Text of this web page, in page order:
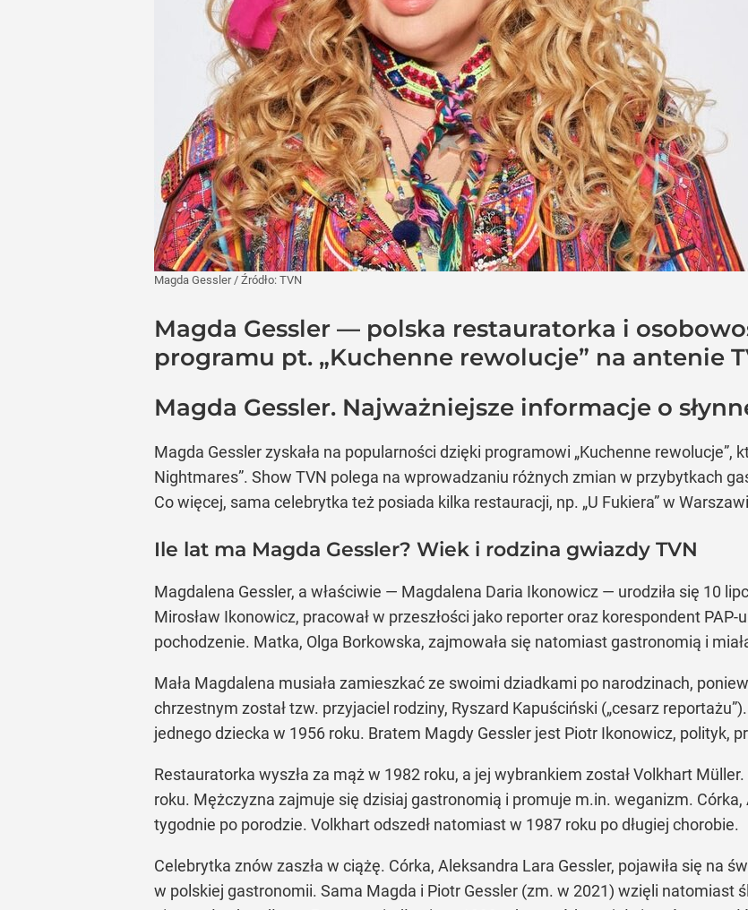
Magda Gessler/ Źródło: TVN
Magda Gessler — polska restauratorka i
programu pt. „Kuchenne rewolucje” na antenie
Magda Gessler. Najważniejsze informacje o
Magda Gessler zyskała na popularności dzięki programowi „Kuchenne
Nightmares”. Show TVN polega na wprowadzaniu różnych zmian w przybytkach
Co więcej, sama celebrytka też posiada kilka restauracji, np. „U Fukiera” w
Ile lat ma Magda Gessler? Wiek i rodzina gwiazdy TVN
Magdalena Gessler, a właściwie — Magdalena Daria Ikonowicz — urodziła się 10
Mirosław Ikonowicz, pracował w przeszłości jako reporter oraz korespondent
pochodzenie. Matka, Olga Borkowska, zajmowała się natomiast gastronomią i
Mała Magdalena musiała zamieszkać ze swoimi dziadkami po narodzinach,
chrzestnym został tzw. przyjaciel rodziny, Ryszard Kapuściński („cesarz
jednego dziecka w 1956 roku. Bratem Magdy Gessler jest Piotr Ikonowicz, polityk,
Restauratorka wyszła za mąż w 1982 roku, a jej wybrankiem został Volkhart
roku. Mężczyzna zajmuje się dzisiaj gastronomią i promuje m.in. weganizm. Córka,
tygodnie po porodzie. Volkhart odszedł natomiast w 1987 roku po długiej chorobie.
Celebrytka znów zaszła w ciążę. Córka, Aleksandra Lara Gessler, pojawiła się na
w polskiej gastronomii. Sama Magda i Piotr Gessler (zm. w 2021) wzięli natomiast